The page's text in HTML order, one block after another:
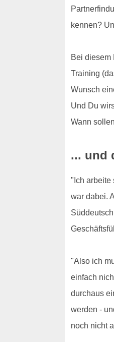
kennen?
Bei diesem
Training
Wunsch
Und Du
Wann
... und
"Ich arbeite
war dabei.
"Also ich
einfach
durchaus
werden -
noch nicht